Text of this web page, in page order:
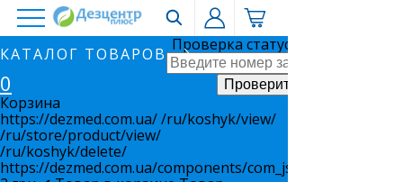
КАТАЛОГ ТОВАРОВ Проверка статуса заказа
0
Корзина
https://dezmed.com.ua//ru/koshyk/view/
/ru/store/product/view/
/ru/koshyk/delete/
https://dezmed.com.ua/components/com_jshopping/files/